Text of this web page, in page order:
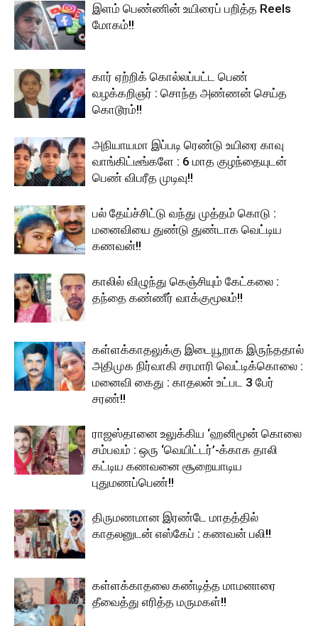
இளம் பெண்ணின் உயிரைப் பறித்த Reels
மோகம்!!
கார் ஏற்றிக் கொல்லப்பட்ட பெண்
வழக்கறிஞர் : சொந்த அண்ணன் செய்த
கொடூரம்!!
அநியாயமா இப்படி ரெண்டு உயிரை காவு
வாங்கிட்டீங்களே : 6 மாத குழந்தையுடன்
பெண் விபரீத முடிவு!!
பல் தேய்ச்சிட்டு வந்து முத்தம் கொடு :
மனைவியை துண்டு துண்டாக வெட்டிய
கணவன்!!
காலில் விழுந்து கெஞ்சியும் கேட்கலை :
தந்தை கண்ணீர் வாக்குமூலம்!!
கள்ளக்காதலுக்கு இடையூறாக இருந்ததால்
அதிமுக நிர்வாகி சரமாரி வெட்டிக்கொலை :
மனைவி கைது : காதலன் உட்பட 3 பேர்
சரண்!!
ராஜஸ்தானை உலுக்கிய ‘ஹனிமூன் கொலை
சம்பவம் : ஒரு ‘வெயிட்டர்’-க்காக தாலி
கட்டிய கணவனை சூறையாடிய
புதுமணப்பெண்!!
திருமணமான இரண்டே மாதத்தில்
காதலனுடன் எஸ்கேப் : கணவன் பலி!!
கள்ளக்காதலை கண்டித்த மாமனாரை
தீவைத்து எரித்த மருமகள்!!